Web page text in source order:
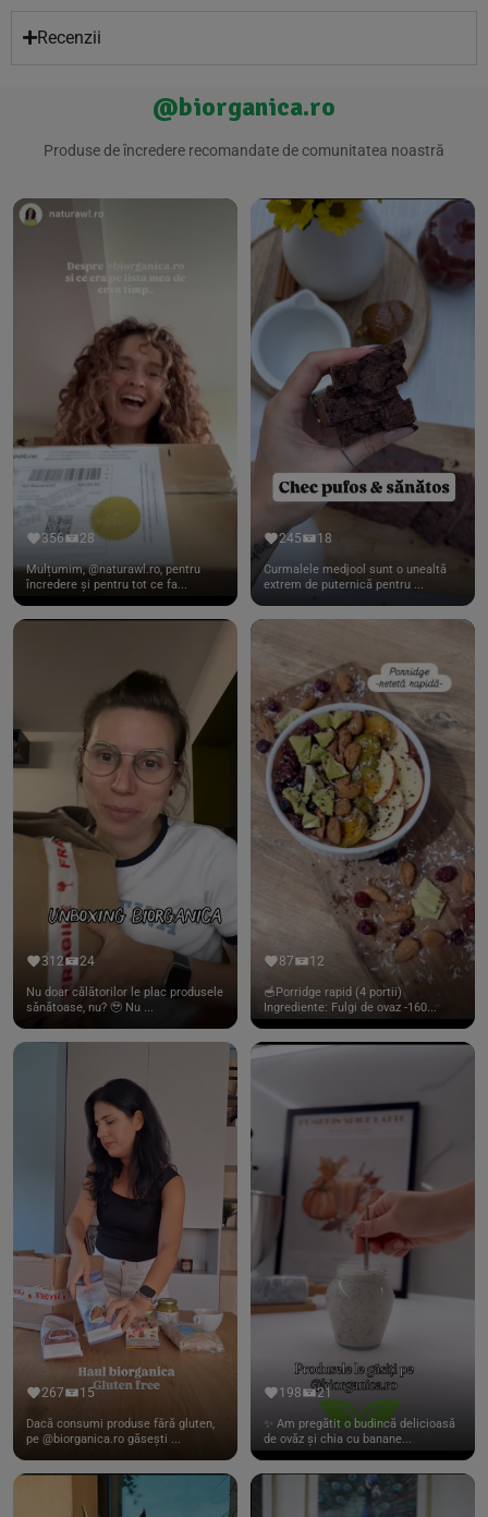
Recenzii
@biorganica.ro
Produse de încredere recomandate de comunitatea noastră
356 28
Mulțumim, @naturawl.ro, pentru
încredere și pentru tot ce fa...
245 18
Curmalele medjool sunt o unealtă
extrem de puternică pentru ...
312 24
Nu doar călătorilor le plac produsele
sănătoase, nu? 🥹 Nu ...
87 12
🥣Porridge rapid (4 portii)
Ingrediente: Fulgi de ovaz -160...
267 15
Dacă consumi produse fără gluten,
pe @biorganica.ro găsești ...
198 21
✨ Am pregătit o budincă delicioasă
de ovăz și chia cu banane...